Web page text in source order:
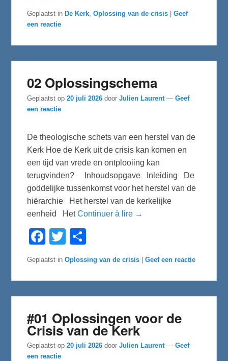
e
b
o
k
t
t
e
n
Geplaatst in De Kerk ,Oplossing van de crisis |Geef
een reactie
02 Oplossingschema
Geplaatst op20 juli 2026 doorJulien Laurent —Geef
een reactie
De theologische schets van een herstel van de
Kerk Hoe de Kerk uit de crisis kan komen en
een tijd van vrede en ontplooiing kan
terugvinden? Inhoudsopgave Inleiding De
goddelijke tussenkomst voor het herstel van de
hiërarchie Het herstel van de kerkelijke
eenheid HetContinuer à lire →
F
e
b
o
T
t
t
r
e
n
Geplaatst in Oplossing van de crisis |Geef een reactie
#01 Oplossingen voor de
Crisis van de Kerk
Geplaatst op20 juli 2026 doorJulien Laurent —Geef
een reactie